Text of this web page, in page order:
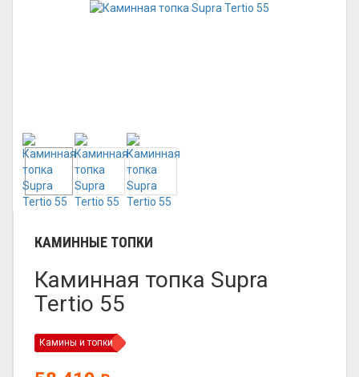
КАМИННЫЕ ТОПКИ
Каминная топка Supra
Tertio 55
Камины и топки